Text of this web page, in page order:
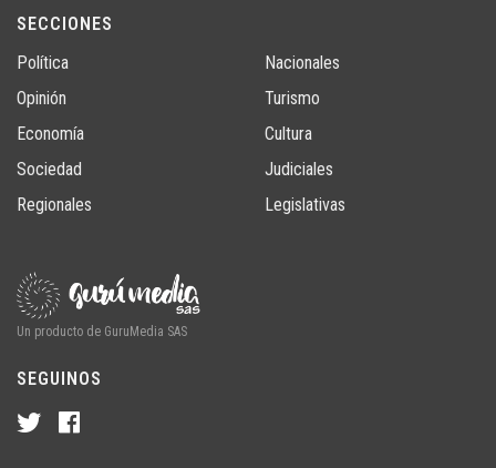
SECCIONES
Política
Opinión
Economía
Sociedad
Regionales
Nacionales
Turismo
Cultura
Judiciales
Legislativas
Un producto de GuruMedia SAS
SEGUINOS